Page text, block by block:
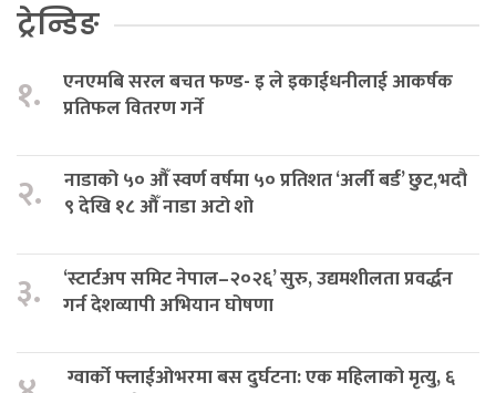
ट्रेन्डिङ
१.
एनएमबि सरल बचत फण्ड- इ ले इकाईधनीलाई आकर्षक
प्रतिफल वितरण गर्ने
२.
नाडाको ५० औँ स्वर्ण वर्षमा ५० प्रतिशत ‘अर्ली बर्ड’ छुट,भदौ
९ देखि १८ औँ नाडा अटो शो
३.
‘स्टार्टअप समिट नेपाल–२०२६’ सुरु, उद्यमशीलता प्रवर्द्धन
गर्न देशव्यापी अभियान घोषणा
ग्वार्को फ्लाईओभरमा बस दुर्घटना: एक महिलाको मृत्यु, ६